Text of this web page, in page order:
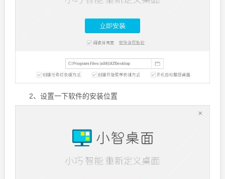
2、设置一下软件的安装位置